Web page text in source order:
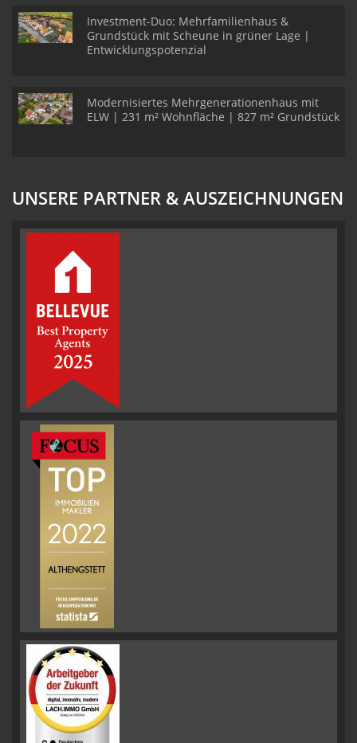
Investment-Duo: Mehrfamilienhaus &
Grundstück mit Scheune in grüner Lage |
Entwicklungspotenzial
Modernisiertes Mehrgenerationenhaus mit
ELW | 231 m² Wohnfläche | 827 m² Grundstück
UNSERE PARTNER & AUSZEICHNUNGEN